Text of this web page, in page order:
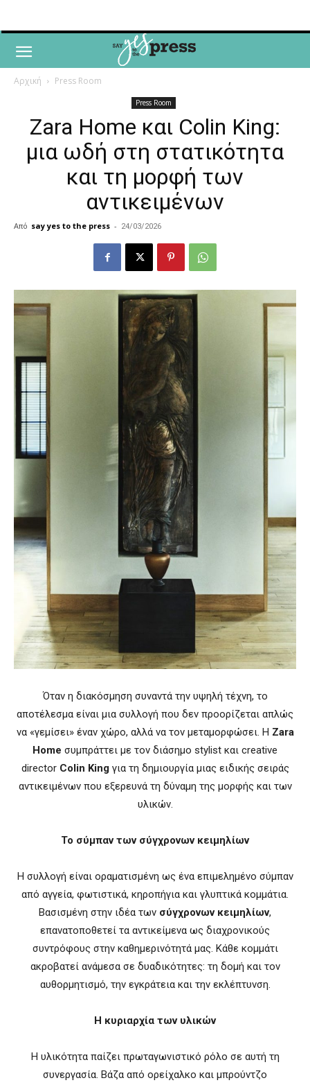
Αρχική Press Room
Press Room
Zara Home και Colin King:
μια ωδή στη στατικότητα
και τη μορφή των
αντικειμένων
Από say yes to the press - 24/03/2026
Όταν η διακόσμηση συναντά την υψηλή τέχνη, το
αποτέλεσμα είναι μια συλλογή που δεν προορίζεται απλώς
να «γεμίσει» έναν χώρο, αλλά να τον μεταμορφώσει. Η Zara
Home συμπράττει με τον διάσημο stylist και creative
director Colin Kingγια τη δημιουργία μιας ειδικής σειράς
αντικειμένων που εξερευνά τη δύναμη της μορφής και των
υλικών.
Το σύμπαν των σύγχρονων κειμηλίων
Η συλλογή είναι οραματισμένη ως ένα επιμελημένο σύμπαν
από αγγεία, φωτιστικά, κηροπήγια και γλυπτικά κομμάτια.
Βασισμένη στην ιδέα των σύγχρονων κειμηλίων,
επανατοποθετεί τα αντικείμενα ως διαχρονικούς
συντρόφους στην καθημερινότητά μας. Κάθε κομμάτι
ακροβατεί ανάμεσα σε δυαδικότητες: τη δομή και τον
αυθορμητισμό, την εγκράτεια και την εκλέπτυνση.
Η κυριαρχία των υλικών
Η υλικότητα παίζει πρωταγωνιστικό ρόλο σε αυτή τη
συνεργασία. Βάζα από ορείχαλκο και μπρούντζο